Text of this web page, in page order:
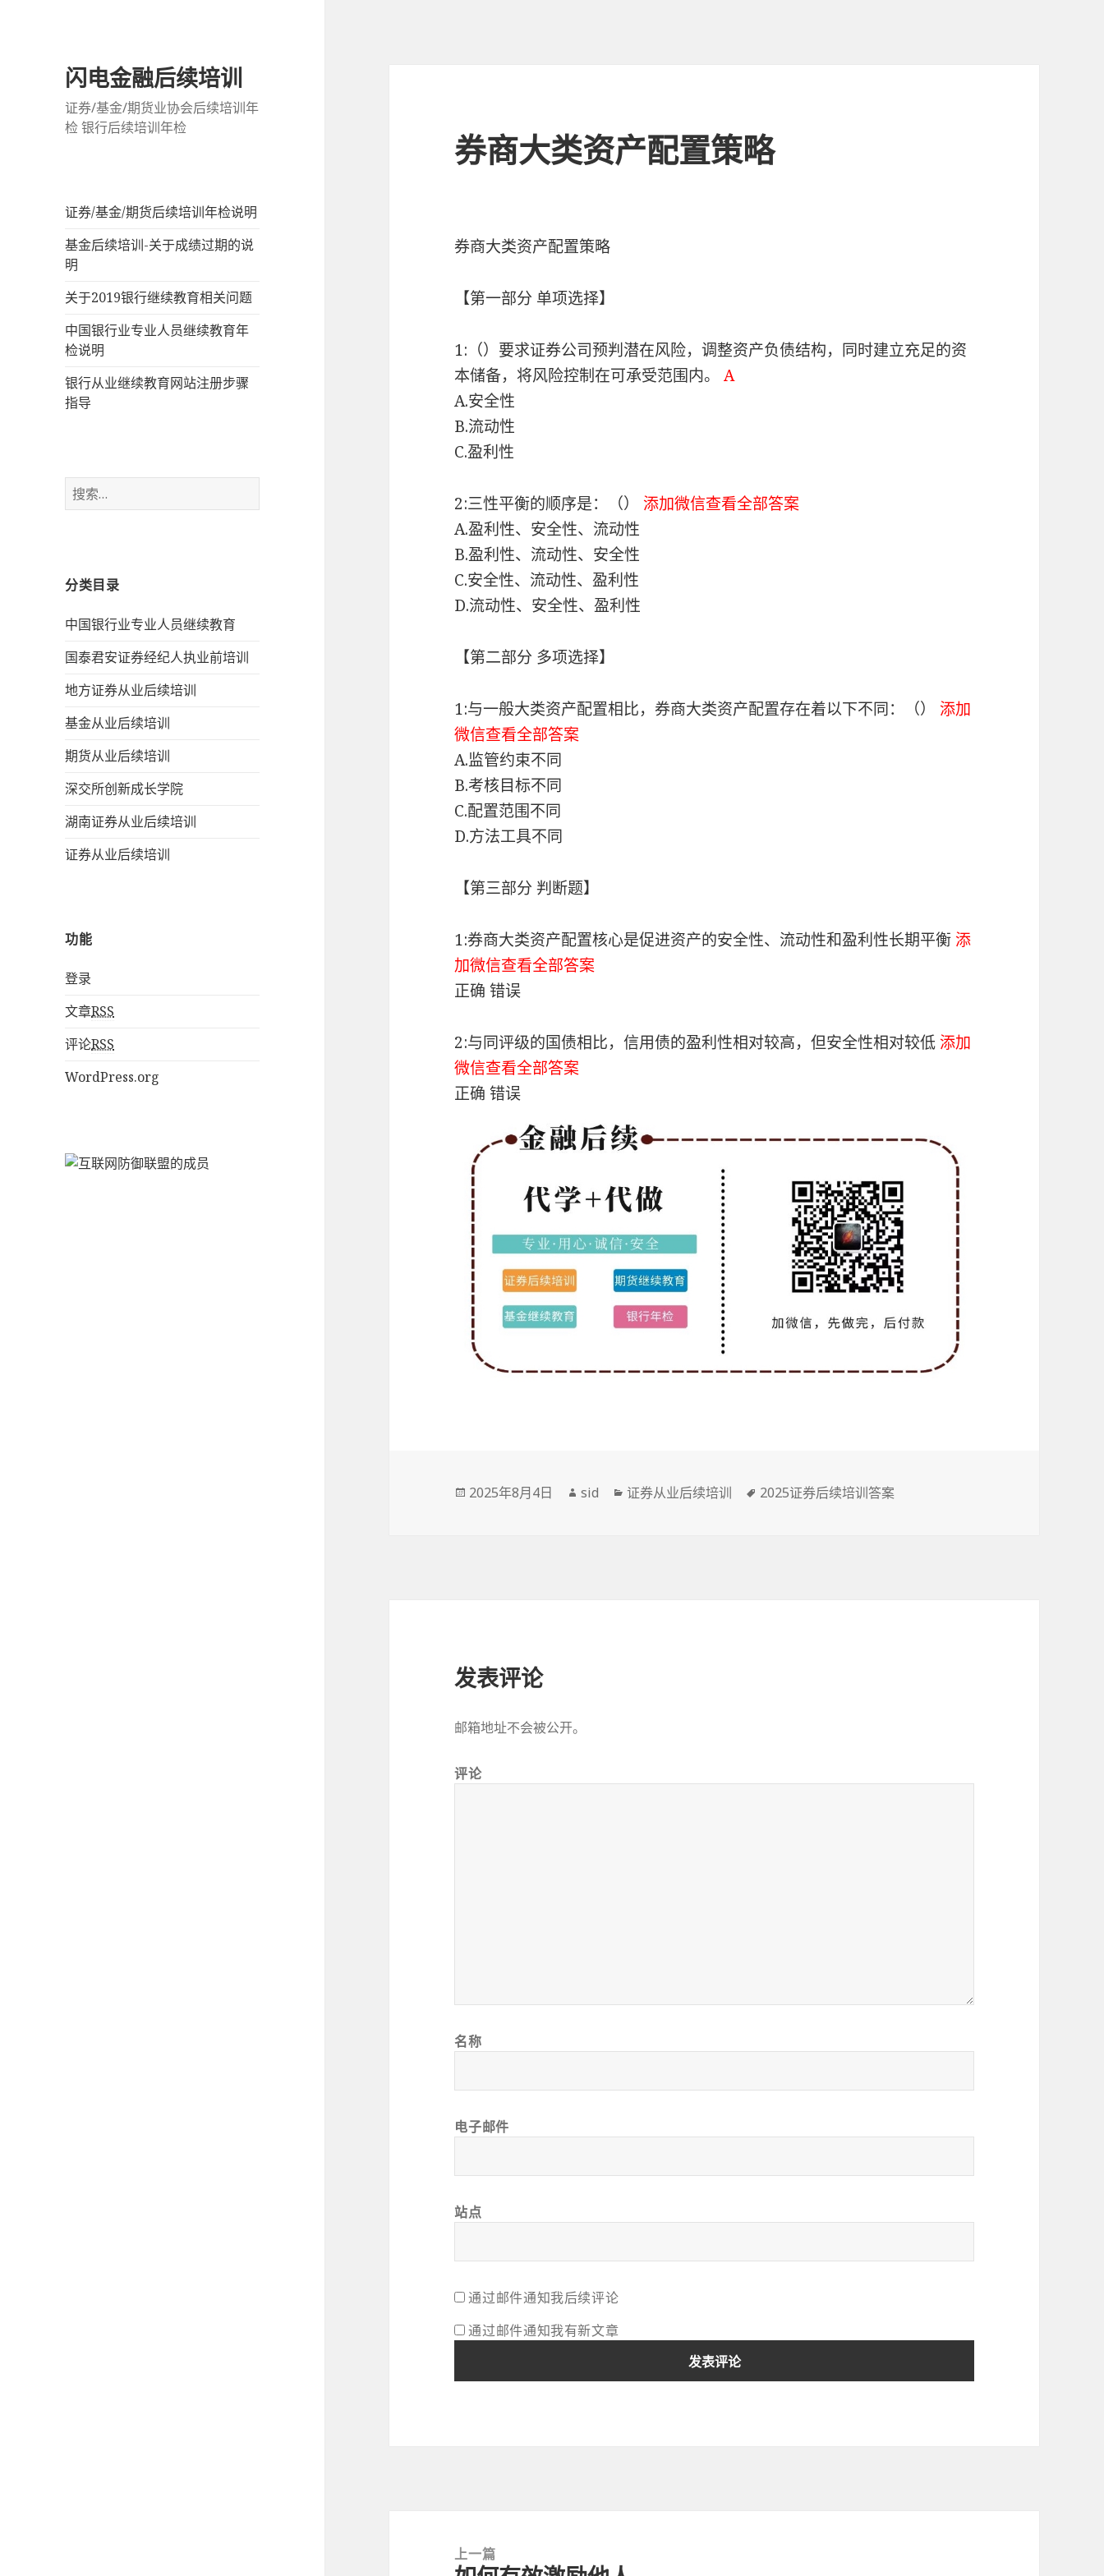
闪电金融后续培训
证券/基金/期货业协会后续培训年
检 银行后续培训年检
证券/基金/期货后续培训年检说明
基金后续培训-关于成绩过期的说
明
关于2019银行继续教育相关问题
中国银行业专业人员继续教育年
检说明
银行从业继续教育网站注册步骤
指导
搜
索：
分类目录
中国银行业专业人员继续教育
国泰君安证券经纪人执业前培训
地方证券从业后续培训
基金从业后续培训
期货从业后续培训
深交所创新成长学院
湖南证券从业后续培训
证券从业后续培训
功能
登录
文章RSS
评论RSS
WordPress.org
券商大类资产配置策略
券商大类资产配置策略
【第一部分 单项选择】
1:（）要求证券公司预判潜在风险，调整资产负债结构，同时建立充足的资
本储备，将风险控制在可承受范围内。A
A.安全性
B.流动性
C.盈利性
2:三性平衡的顺序是：（） 添加微信查看全部答案
A.盈利性、安全性、流动性
B.盈利性、流动性、安全性
C.安全性、流动性、盈利性
D.流动性、安全性、盈利性
【第二部分 多项选择】
1:与一般大类资产配置相比，券商大类资产配置存在着以下不同：（） 添加
微信查看全部答案
A.监管约束不同
B.考核目标不同
C.配置范围不同
D.方法工具不同
【第三部分 判断题】
1:券商大类资产配置核心是促进资产的安全性、流动性和盈利性长期平衡 添
加微信查看全部答案
正确 错误
2:与同评级的国债相比，信用债的盈利性相对较高，但安全性相对较低 添加
微信查看全部答案
正确 错误
发
2025年8月4日
作
sid
分
证券从业后续培训
标
2025证券后续培训答案
发表评论
邮箱地址不会被公开。
评论
名称
电子邮件
站点
通过邮件通知我后续评论
通过邮件通知我有新文章
上一篇